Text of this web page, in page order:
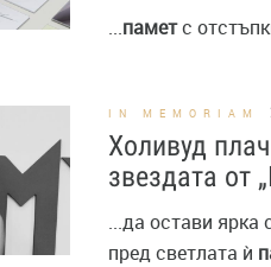
...паметс
IN MEMORIAM
Холивуд
звездата от
...да остави ярка
пред светлата ѝ